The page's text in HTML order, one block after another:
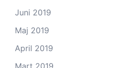
Juni 2019
Maj 2019
April 2019
Mart 2019